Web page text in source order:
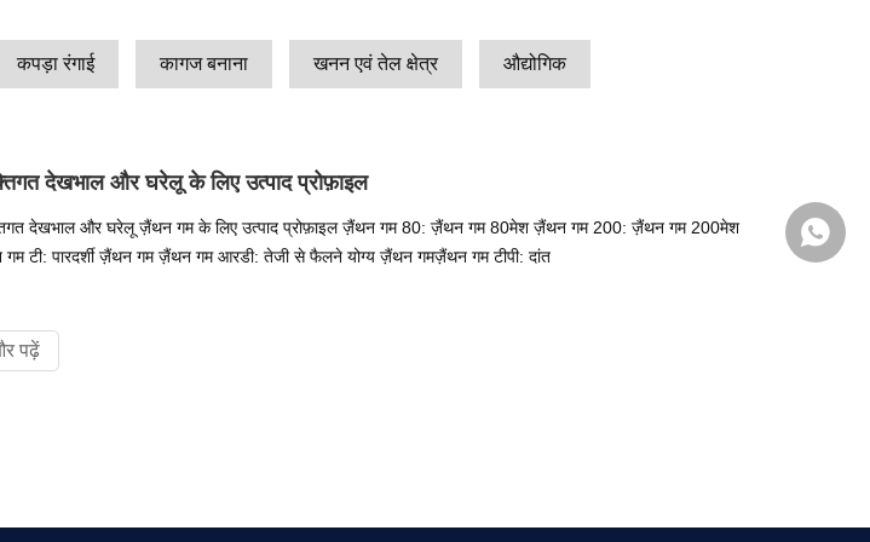
कपड़ा रंगाई कागज बनाना खनन एवं तेल क्षेत्र औद्योगिक
देखभाल और घरेलू के लिए उत्पाद प्रोफ़ाइल
देखभाल और घरेलू ज़ैंथन गम के लिए उत्पाद प्रोफ़ाइल ज़ैंथन गम 80: ज़ैंथन गम 80मेश ज़ैंथन गम 200: ज़ैंथन गम 200मेश
टी: पारदर्शी ज़ैंथन गम ज़ैंथन गम आरडी: तेजी से फैलने योग्य ज़ैंथन गमज़ैंथन गम टीपी: दांत
पढ़ें
+86